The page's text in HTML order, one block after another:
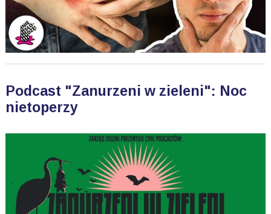
Podcast "Zanurzeni w zieleni": Noc
nietoperzy